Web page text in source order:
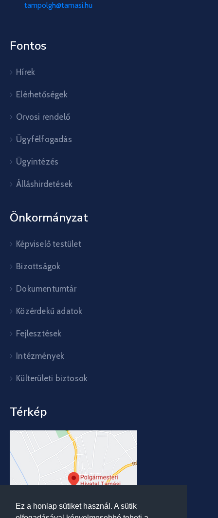
Ez a honlap sütiket használ. A sütik
tampolgh@tamasi.hu
Fontos
Hírek
Elérhetőségek
Orvosi rendelő
Ügyfélfogadás
Ügyintézés
Álláshirdetések
Önkormányzat
Képviselő testület
Bizottságok
Dokumentumtár
Közérdekű adatok
Fejlesztések
Intézmények
Külterületi biztosok
Térkép